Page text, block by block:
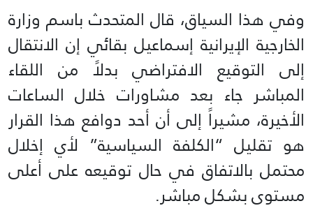
وفي هذا السياق، قال المتحدث باسم وزارة
الخارجية الإيرانية إسماعيل بقائي إن الانتقال
إلى التوقيع الافتراضي بدلاً من اللقاء
المباشر جاء بعد مشاورات خلال الساعات
الأخيرة، مشيراً إلى أن أحد دوافع هذا القرار
هو تقليل “الكلفة السياسية” لأي إخلال
محتمل بالاتفاق في حال توقيعه على أعلى
مستوى بشكل مباشر.